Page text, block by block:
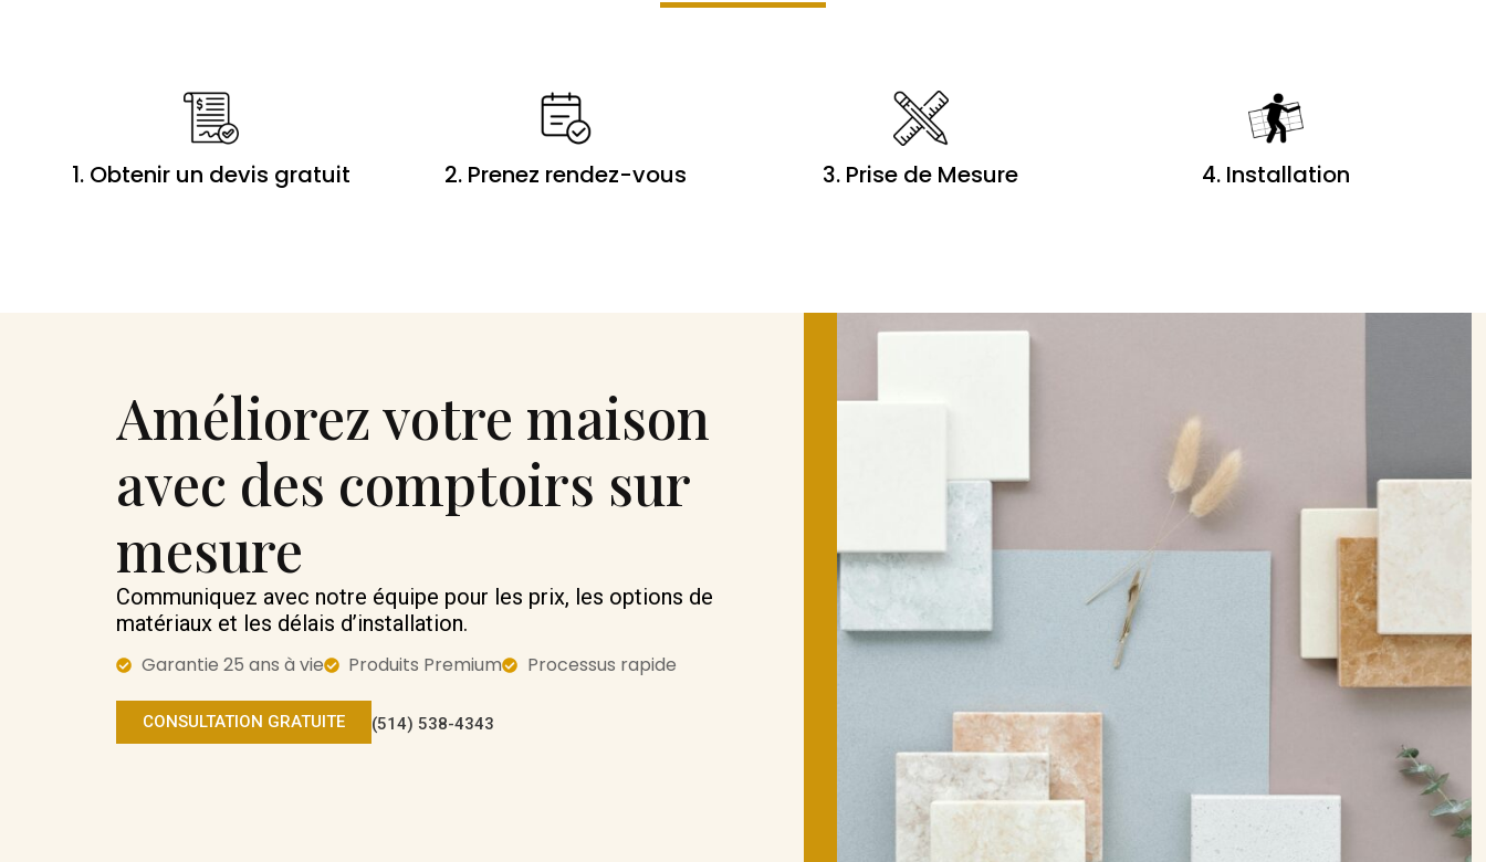
1. Obtenir un devis gratuit 2. Prenez rendez-vous 3. Prise de Mesure 4. Installation
Améliorez votre maison
avec des comptoirs sur
mesure
Communiquez avec notre équipe pour les prix, les options de
matériaux et les délais d’installation.
Garantie 25 ans à vie Produits Premium Processus rapide
CONSULTATION GRATUITE (514) 538-4343